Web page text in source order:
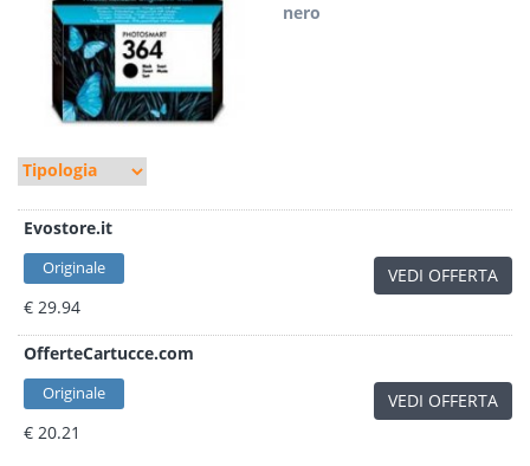
nero
Evostore.it
Originale
€ 29.94
VEDI OFFERTA
OfferteCartucce.com
Originale
€ 20.21
VEDI OFFERTA